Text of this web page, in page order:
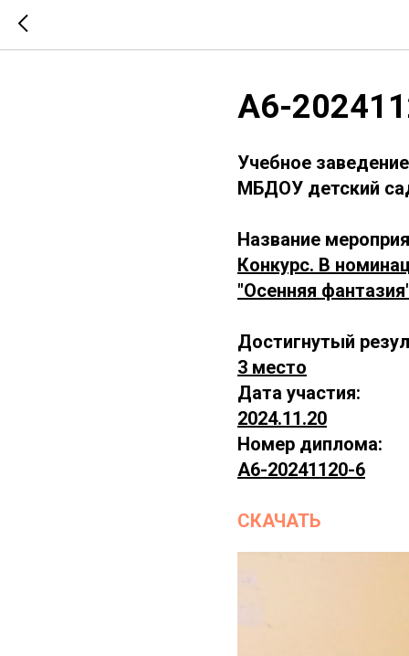
А6-
Учебное
МБДОУ детский
Название
Конкурс. В
"Осенняя
Достигнутый
3 место
Дата участия:
2024.11.20
Номер диплома:
А6-20241120-6
СКАЧАТЬ